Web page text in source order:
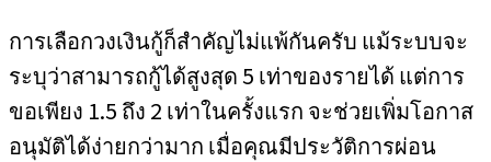
การเลือกวงเงินกู้ก็สำคัญไม่แพ้กันครับ แม้ระบบจะ
ระบุว่าสามารถกู้ได้สูงสุด 5 เท่าของรายได้ แต่การ
ขอเพียง 1.5 ถึง 2 เท่าในครั้งแรก จะช่วยเพิ่มโอกาส
อนุมัติได้ง่ายกว่ามาก เมื่อคุณมีประวัติการผ่อน